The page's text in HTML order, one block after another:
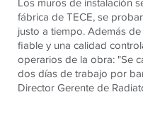
fábrica deTECE, se
justo a tiempo. Además
fiable y una calidad
operarios de la obra: "Se
dos días de trabajo por
Director Gerente de